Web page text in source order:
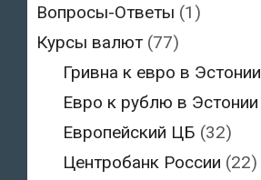
Вопросы-Ответы (1)
Курсы валют (77)
Гривна к евро в Эстонии
Евро к рублю в Эстонии
Европейский ЦБ (32)
Центробанк России (22)